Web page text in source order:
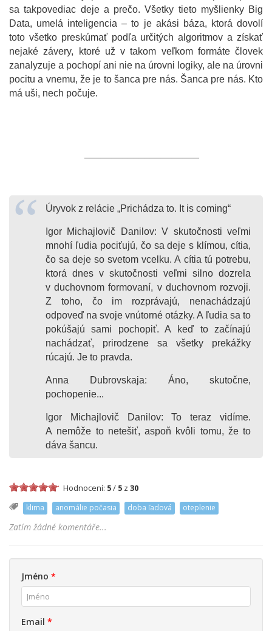
sa takpovediac deje a prečo. Všetky tieto myšlienky Big
Data, umelá inteligencia – to je akási báza, ktorá dovolí
toto všetko preskúmať podľa určitých algoritmov a získať
nejaké závery, ktoré už v takom veľkom formáte človek
zanalyzuje a pochopí ani nie na úrovni logiky, ale na úrovni
pocitu a vnemu, že je to šanca pre nás. Šanca pre nás. Kto
má uši, nech počuje.
Úryvok z relácie „Prichádza to. It is coming“
Igor Michajlovič Danilov: V skutočnosti veľmi
mnohí ľudia pociťujú, čo sa deje s klímou, cítia,
čo sa deje so svetom vcelku. A cítia tú potrebu,
ktorá dnes v skutočnosti veľmi silno dozrela
v duchovnom formovaní, v duchovnom rozvoji.
Z toho, čo im rozprávajú, nenachádzajú
odpoveď na svoje vnútorné otázky. A ľudia sa to
pokúšajú sami pochopiť. A keď to začínajú
nachádzať, prirodzene sa všetky prekážky
rúcajú. Je to pravda.
Anna Dubrovskaja: Áno, skutočne,
pochopenie...
Igor Michajlovič Danilov: To teraz vidíme.
A nemôže to netešiť, aspoň kvôli tomu, že to
dáva šancu.
Hodnocení: 5/ 5 z 30
klima anomálie počasia doba ľadová oteplenie
Zatím žádné komentáře...
Jméno *
Email *